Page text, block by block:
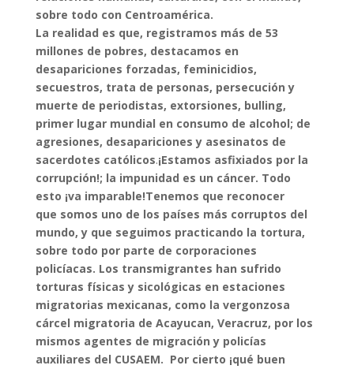
sobre todo con Centroamérica.
La realidad es que, registramos más de 53
millones de pobres, destacamos en
desapariciones forzadas, feminicidios,
secuestros, trata de personas, persecución y
muerte de periodistas, extorsiones, bulling,
primer lugar mundial en consumo de alcohol; de
agresiones, desapariciones y asesinatos de
sacerdotes católicos.¡Estamos asfixiados por la
corrupción!; la impunidad es un cáncer. Todo
esto ¡va imparable!Tenemos que reconocer
que somos uno de los países más corruptos del
mundo, y que seguimos practicando la tortura,
sobre todo por parte de corporaciones
policíacas. Los transmigrantes han sufrido
torturas físicas y sicológicas en estaciones
migratorias mexicanas, como la vergonzosa
cárcel migratoria de Acayucan, Veracruz, por los
mismos agentes de migración y policías
auxiliares del CUSAEM. Por cierto ¡qué buen